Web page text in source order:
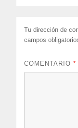
Tu dirección de
campos
COMENTARIO*